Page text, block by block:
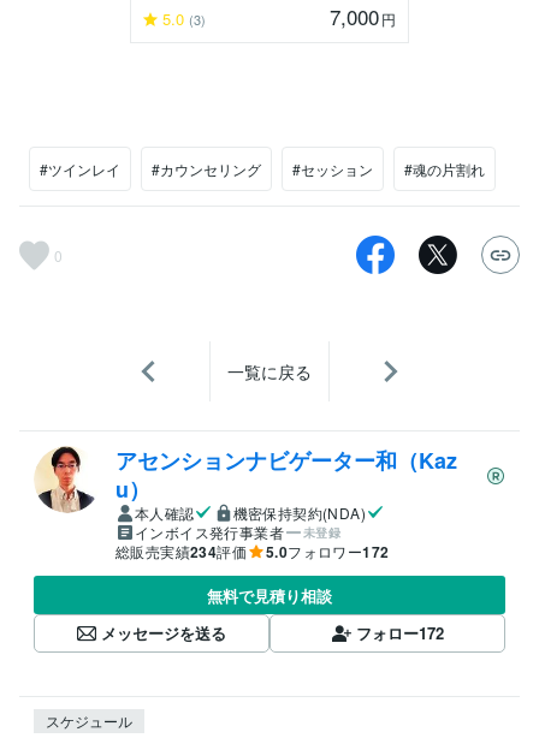
5.0 (3) 7,000円
#ツインレイ #カウンセリング #セッション #魂の片割れ
0
一覧に戻る
アセンションナビゲーター和（Kaz
u）
本人確認
機密保持契約(NDA)
インボイス発行事業者
未登録
総販売実績234評価 5.0フォロワー172
無料で見積り相談
メッセージを送る
フォロー172
スケジュール